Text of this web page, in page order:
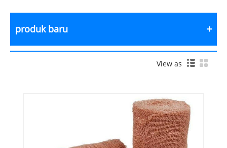
produk baru
View as